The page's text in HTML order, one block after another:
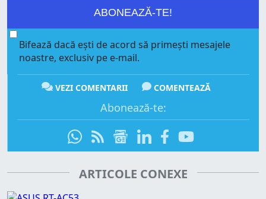
ABONEAZĂ-TE!
Bifează dacă ești de acord să primești mesajele
noastre, exclusiv pe e-mail.
VEZI COMENTARII COMENTEAZĂ
Abonează-te:
ARTICOLE CONEXE